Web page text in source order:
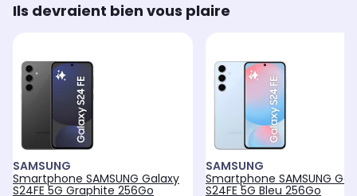
Ils devraient bien vous plaire
SAMSUNG
Smartphone SAMSUNG Galaxy
S24FE 5G Graphite 256Go
SAMSUNG
Smartphone SAMSUNG
S24FE 5G Bleu 256Go